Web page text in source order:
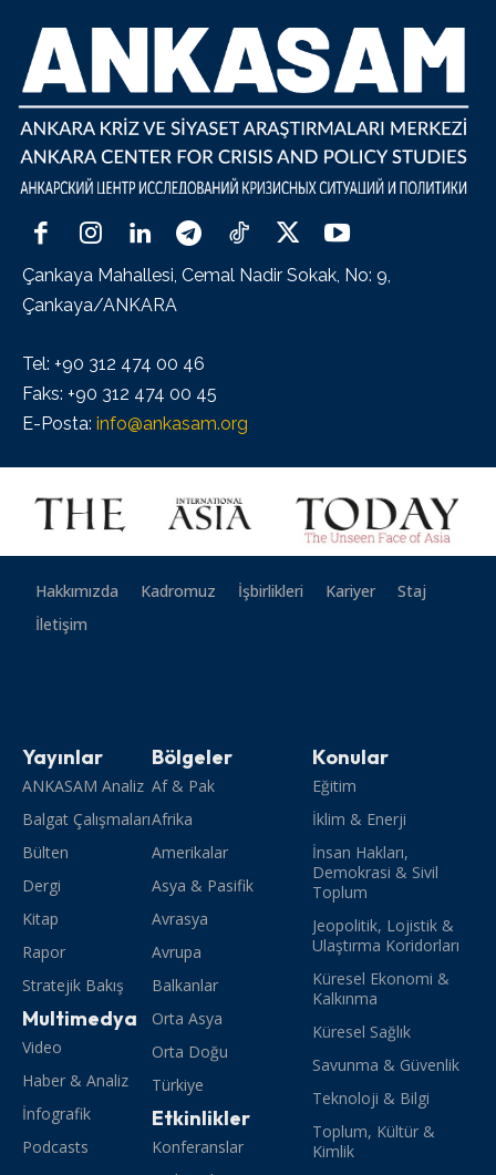
Çankaya Mahallesi, Cemal Nadir Sokak, No: 9,
Çankaya/ANKARA
Tel: +90 312 474 00 46
Faks: +90 312 474 00 45
E-Posta: info@ankasam.org
Hakkımızda Kadromuz İşbirlikleri Kariyer
Staj
İletişim
Yayınlar
ANKASAM Analiz
Balgat Çalışmaları
Bülten
Dergi
Kitap
Rapor
Stratejik Bakış
Multimedya
Video
Haber & Analiz
İnfografik
Podcasts
Bölgeler
Af & Pak
Afrika
Amerikalar
Asya & Pasifik
Avrasya
Avrupa
Balkanlar
Orta Asya
Orta Doğu
Türkiye
Etkinlikler
Konferanslar
Konular
Eğitim
İklim & Enerji
İnsan Hakları,
Demokrasi & Sivil
Toplum
Jeopolitik, Lojistik &
Ulaştırma Koridorları
Küresel Ekonomi &
Kalkınma
Küresel Sağlık
Savunma & Güvenlik
Teknoloji & Bilgi
Toplum, Kültür &
Kimlik